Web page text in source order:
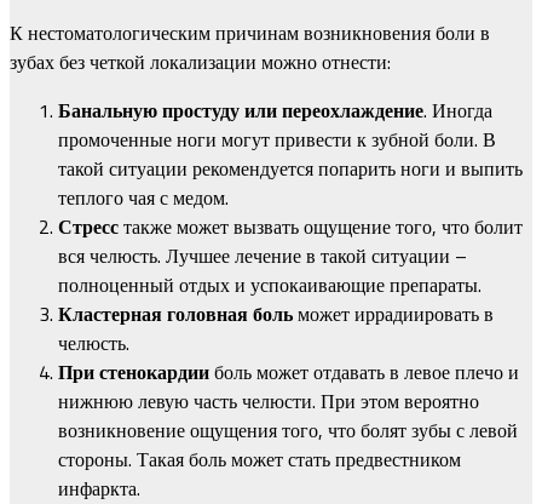
К нестоматологическим причинам возникновения боли в
зубах без четкой локализации можно отнести:
Банальную простуду или переохлаждение. Иногда
промоченные ноги могут привести к зубной боли. В
такой ситуации рекомендуется попарить ноги и выпить
теплого чая с медом.
Стресстакже может вызвать ощущение того, что болит
вся челюсть. Лучшее лечение в такой ситуации –
полноценный отдых и успокаивающие препараты.
Кластерная головная больможет иррадиировать в
челюсть.
При стенокардииболь может отдавать в левое плечо и
нижнюю левую часть челюсти. При этом вероятно
возникновение ощущения того, что болят зубы с левой
стороны. Такая боль может стать предвестником
инфаркта.